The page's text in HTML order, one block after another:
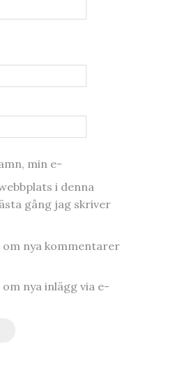
min e-
i denna
gång jag skriver
om nya kommentarer
nya inlägg via e-